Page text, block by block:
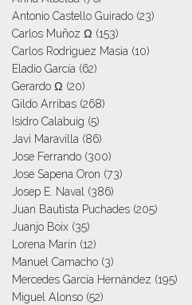
Antonio Castello Guirado (23)
Carlos Muñoz Ω (153)
Carlos Rodriguez Masia (10)
Eladio García (62)
Gerardo Ω (20)
Gildo Arribas (268)
Isidro Calabuig (5)
Javi Maravilla (86)
Jose Ferrando (300)
Jose Sapena Oron (73)
Josep E. Naval
(386)
Juan Bautista Puchades (205)
Juanjo Boix (35)
Lorena Marín (12)
Manuel Camacho (3)
Mercedes García Hernández (195)
Miguel Alonso (52)